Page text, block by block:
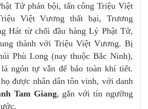
Tử phản bội, tấn công Triệu Việt
Việt Vương thất bại, Trương
Hát từ chối đầu hàng Lý Phật Tử,
thành với Triệu Việt Vương. Bị
Phù Long (nay thuộc Bắc Ninh),
ngón tự vẫn để bảo toàn khí tiết.
được nhân dân tôn vinh, với danh
Tam Giang, gắn với tín ngưỡng